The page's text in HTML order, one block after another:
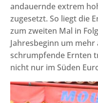
andauernde extrem
zugesetzt. So liegt die
zum zweiten Mal in
Jahresbeginn um
schrumpfende Ernten
nicht nur im Süden